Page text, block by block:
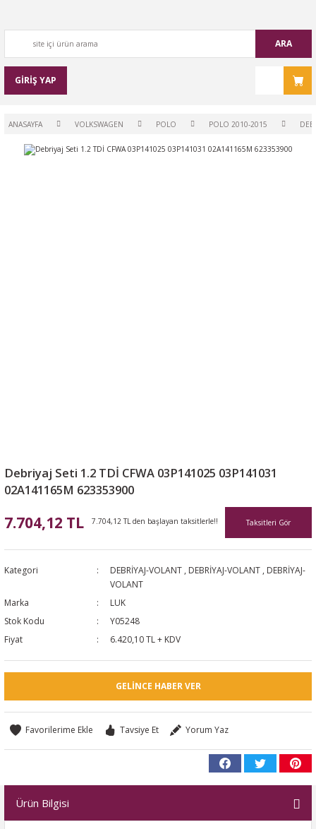
ARA
GİRİŞ YAP
ANASAYFA VOLKSWAGEN POLO POLO 2010-2015
Debriyaj Seti 1.2 TDİ CFWA 03P141025 03P141031
02A141165M 623353900
7.704,12 TL 7.704,12 TL den başlayan taksitlerle!! Taksitleri Gör
Kategori DEBRİYAJ-VOLANT , DEBRİYAJ-VOLANT , DEBRİYAJ-
VOLANT
Marka
LUK
Stok Kodu
Y05248
Fiyat
6.420,10 TL + KDV
GELINCE HABER VER
Tavsiye Et Yorum Yaz
Ürün Bilgisi